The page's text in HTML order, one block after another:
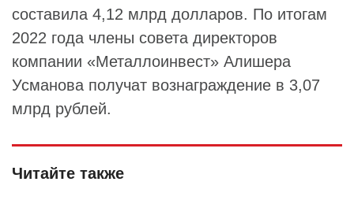
составила 4,12 млрд долларов. По итогам
2022 года члены совета директоров
компании «Металлоинвест» Алишера
Усманова получат вознаграждение в 3,07
млрд рублей.
Читайте также